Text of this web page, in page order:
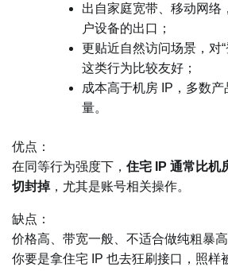
出自家庭宽带、移动网络
户设备的出口；
更贴近自然访问场景，对
这类行为比较友好；
成本高于机房 IP，多数
量。
优点：
在同等行为强度下， 住宅 IP 通常比机
切封掉，尤其是账号相关操作。
缺点：
价格高、带宽一般、不适合做纯粗暴高
你要是拿住宅 IP 也去狂刷接口，照样